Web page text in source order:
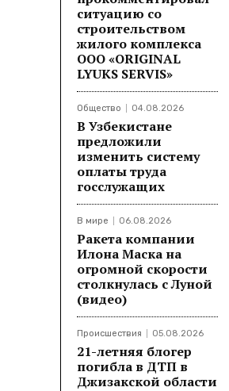
ситуацию со
строительством
жилого комплекса
ООО «ORIGINAL
LYUKS SERVIS»
Общество 04.08.2026
В Узбекистане
предложили
изменить систему
оплаты труда
госслужащих
В мире 06.08.2026
Ракета компании
Илона Маска на
огромной скорости
столкнулась с Луной
(видео)
Происшествия 05.08.2026
21-летняя блогер
погибла в ДТП в
Джизакской области